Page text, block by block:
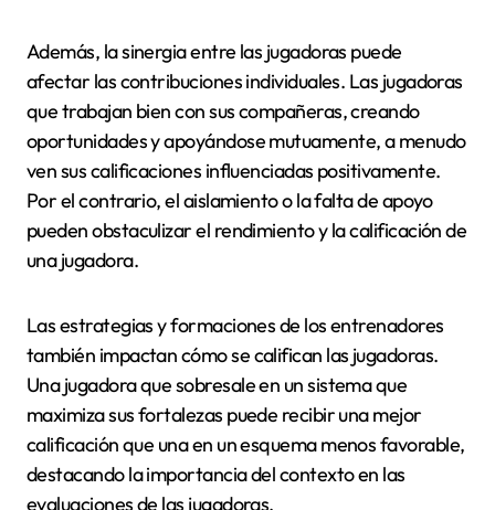
Además, la sinergia entre las jugadoras puede
afectar las contribuciones individuales. Las jugadoras
que trabajan bien con sus compañeras, creando
oportunidades y apoyándose mutuamente, a menudo
ven sus calificaciones influenciadas positivamente.
Por el contrario, el aislamiento o la falta de apoyo
pueden obstaculizar el rendimiento y la calificación de
una jugadora.
Las estrategias y formaciones de los entrenadores
también impactan cómo se califican las jugadoras.
Una jugadora que sobresale en un sistema que
maximiza sus fortalezas puede recibir una mejor
calificación que una en un esquema menos favorable,
destacando la importancia del contexto en las
evaluaciones de las jugadoras.